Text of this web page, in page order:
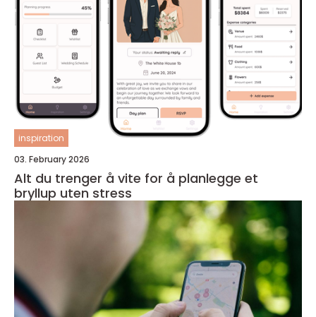
inspiration
03. February 2026
Alt du trenger å vite for å planlegge et
bryllup uten stress